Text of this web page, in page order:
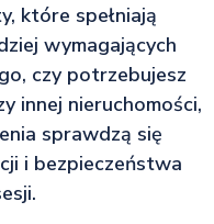
które spełniają
wymagających
czy potrzebujesz
innej nieruchomości,
sprawdzą się
i bezpieczeństwa